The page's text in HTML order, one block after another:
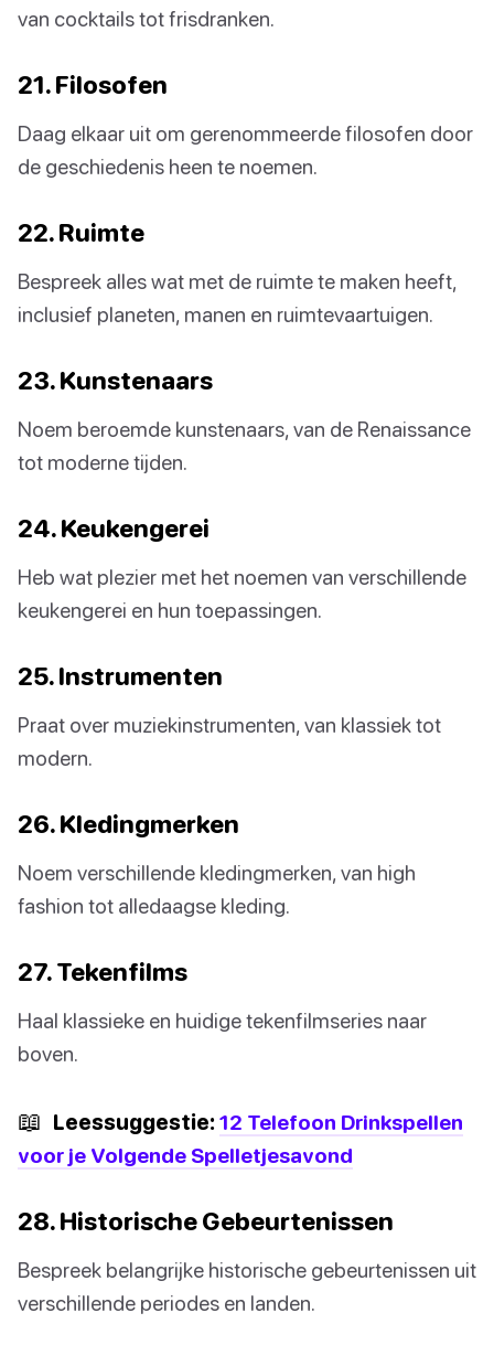
van cocktails tot frisdranken.
21. Filosofen
Daag elkaar uit om gerenommeerde filosofen door
de geschiedenis heen te noemen.
22. Ruimte
Bespreek alles wat met de ruimte te maken heeft,
inclusief planeten, manen en ruimtevaartuigen.
23. Kunstenaars
Noem beroemde kunstenaars, van de Renaissance
tot moderne tijden.
24. Keukengerei
Heb wat plezier met het noemen van verschillende
keukengerei en hun toepassingen.
25. Instrumenten
Praat over muziekinstrumenten, van klassiek tot
modern.
26. Kledingmerken
Noem verschillende kledingmerken, van high
fashion tot alledaagse kleding.
27. Tekenfilms
Haal klassieke en huidige tekenfilmseries naar
boven.
📖 Leessuggestie: 12 Telefoon Drinkspellen
voor je Volgende Spelletjesavond
28. Historische Gebeurtenissen
Bespreek belangrijke historische gebeurtenissen uit
verschillende periodes en landen.